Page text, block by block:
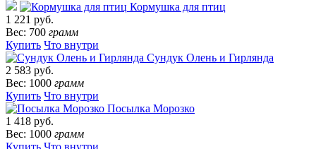
Кормушка для птиц
1 221 руб.
Вес: 700 грамм
Купить Что внутри
Сундук Олень и Гирлянда
2 583 руб.
Вес: 1000 грамм
Купить Что внутри
Посылка Морозко
1 418 руб.
Вес: 1000 грамм